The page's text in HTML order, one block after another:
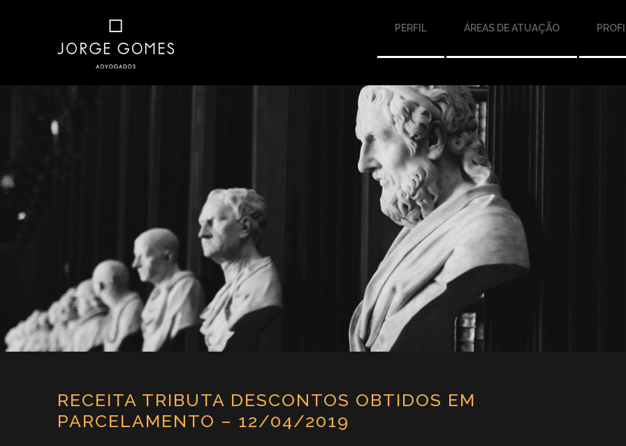
PERFIL ÁREAS DE ATUAÇÃO
RECEITA TRIBUTA DESCONTOS OBTIDOS EM
PARCELAMENTO – 12/04/2019